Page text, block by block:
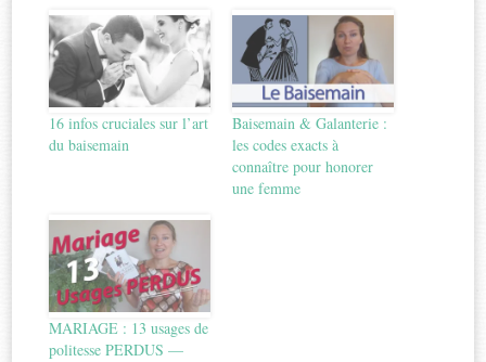
16 infos cruciales sur l’art
du baisemain
Baisemain & Galanterie :
les codes exacts à
connaître pour honorer
une femme
MARIAGE : 13 usages de
politesse PERDUS —